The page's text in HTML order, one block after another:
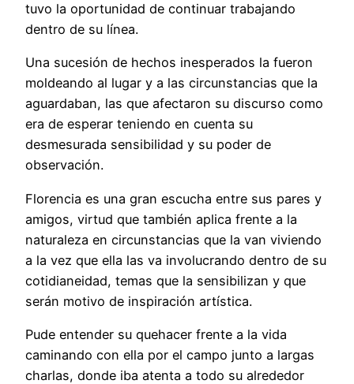
tuvo la oportunidad de continuar trabajando
dentro de su línea.
Una sucesión de hechos inesperados la fueron
moldeando al lugar y a las circunstancias que la
aguardaban, las que afectaron su discurso como
era de esperar teniendo en cuenta su
desmesurada sensibilidad y su poder de
observación.
Florencia es una gran escucha entre sus pares y
amigos, virtud que también aplica frente a la
naturaleza en circunstancias que la van viviendo
a la vez que ella las va involucrando dentro de su
cotidianeidad, temas que la sensibilizan y que
serán motivo de inspiración artística.
Pude entender su quehacer frente a la vida
caminando con ella por el campo junto a largas
charlas, donde iba atenta a todo su alrededor